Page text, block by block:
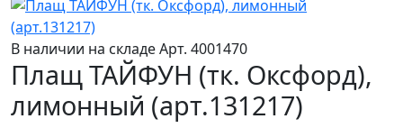
В наличии на складеАрт. 4001470
Плащ ТАЙФУН (тк. Оксфорд),
лимонный (арт.131217)